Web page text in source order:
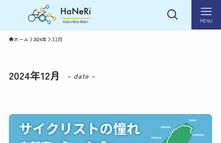
MENU
ホーム 2024年 12月
2024年12月 – date –